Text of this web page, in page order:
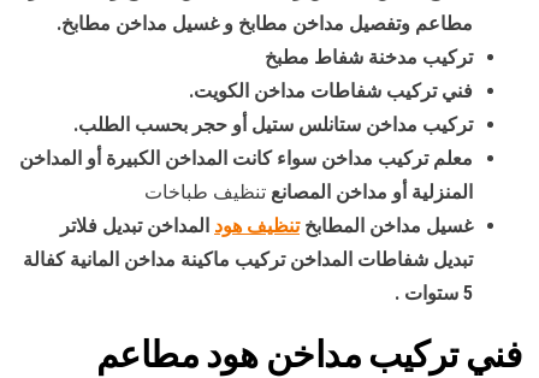
مطاعم وتفصيل مداخن مطابخ و غسيل مداخن مطابخ.
تركيب مدخنة شفاط مطبخ
فني تركيب شفاطات مداخن الكويت.
تركيب مداخن ستانلس ستيل أو حجر بحسب الطلب.
معلم تركيب مداخن سواء كانت المداخن الكبيرة أو المداخن
المنزلية أو مداخن المصانع تنظيف طباخات
غسيل مداخن المطابختنظيف هود المداخن تبديل فلاتر
تبديل شفاطات المداخن تركيب ماكينة مداخن المانية كفالة
5 ستوات .
فني تركيب مداخن هود مطاعم